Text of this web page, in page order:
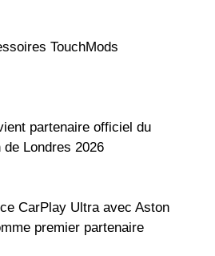
TouchMods
partenaire officiel du
de Londres 2026
CarPlay Ultra avec Aston
premier partenaire